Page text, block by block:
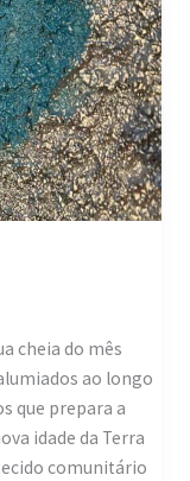
cheia do mês
ao longo
que prepara a
idade da Terra
comunitário